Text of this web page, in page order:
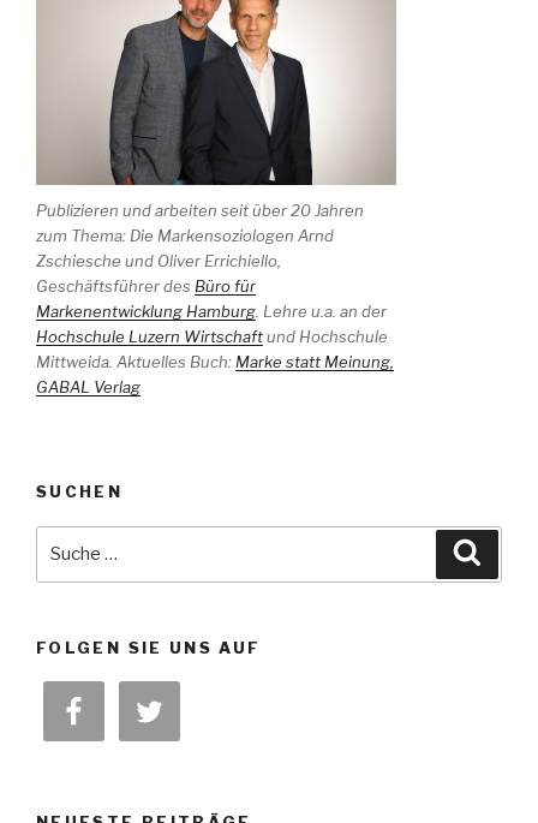
Publizieren und arbeiten seit über 20 Jahren
zum Thema: Die Markensoziologen Arnd
Zschiesche und Oliver Errichiello,
Geschäftsführer des Büro für
Markenentwicklung Hamburg . Lehre u.a. an der
Hochschule Luzern Wirtschaftund Hochschule
Mittweida. Aktuelles Buch: Marke statt Meinung,
GABAL Verlag
SUCHEN
FOLGEN SIE UNS AUF